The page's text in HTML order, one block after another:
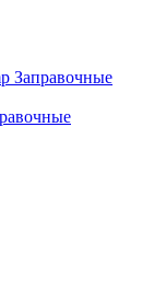
Заправочные